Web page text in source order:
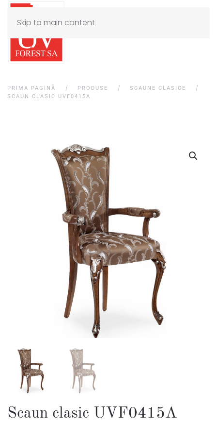
Skip to main content
PRIMA PAGINĂ PRODUSE
SCAUNE CLASICE
SCAUN CLASIC UVF0415A
Scaun clasic UVF0415A